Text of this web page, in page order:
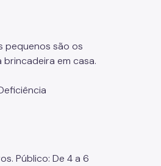
pequenos são os
em casa.
Público: De 4 a 6